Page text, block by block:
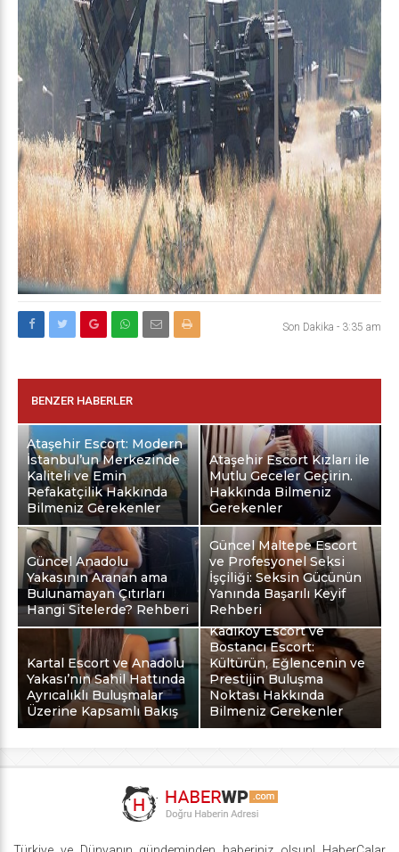
Son Dakika - 3:35 am
BENZER HABERLER
Ataşehir Escort: Modern
İstanbul’un Merkezinde
Kaliteli ve Emin
Refakatçilik Hakkında
Bilmeniz Gerekenler
Ataşehir Escort Kızları ile
Mutlu Geceler Geçirin.
Hakkında Bilmeniz
Gerekenler
Güncel Anadolu
Yakasının Aranan ama
Bulunamayan Çıtırları
Hangi Sitelerde? Rehberi
Güncel Maltepe Escort
ve Profesyonel Seksi
İşçiliği: Seksin Gücünün
Yanında Başarılı Keyif
Rehberi
Kartal Escort ve Anadolu
Yakası’nın Sahil Hattında
Ayrıcalıklı Buluşmalar
Üzerine Kapsamlı Bakış
Kadıköy Escort ve
Bostancı Escort:
Kültürün, Eğlencenin ve
Prestijin Buluşma
Noktası Hakkında
Bilmeniz Gerekenler